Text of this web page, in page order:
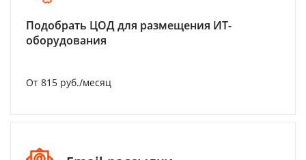
Подобрать ЦОД для размещения ИТ-
оборудования
От 815 руб./месяц